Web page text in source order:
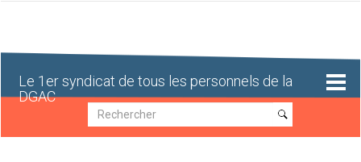
Le 1er syndicat de tous les personnels de la
DGAC
Recherche
Recherche